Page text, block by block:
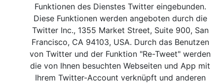
Funktionen des Dienstes Twitter eingebunden.
Diese Funktionen werden angeboten durch die
Twitter Inc., 1355 Market Street, Suite 900, San
Francisco, CA 94103, USA. Durch das Benutzen
von Twitter und der Funktion "Re-Tweet" werden
die von Ihnen besuchten Webseiten und App mit
Ihrem Twitter-Account verknüpft und anderen